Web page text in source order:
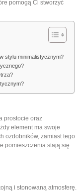
pomogą Ci stworzyć
stylu minimalistycznym?
prostocie oraz
element ma swoje
ozdobników, zamiast tego
pomieszczenia stają się
i stonowaną atmosferę.